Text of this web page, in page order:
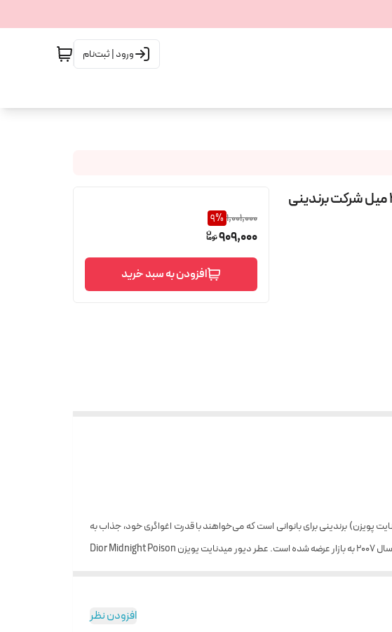
ورود | ثبت‌نام
1,001,000
9%
909,000
افزودن به سبد خرید
پویزن بلک(میدنایت پویزن) برندینی برای بانوانی است که می‌خواهند با قدرت اغوا‌گری خود، جذاب به
نظر برسند. عطر جیبی پویزن بلک برندینی ۳۳ میل برگرفته از رایحه عطر پر طرف دار Midnight Poison Christian Dior بوده که در سال ۲۰۰۷ به بازار عرضه شده است. عطر دیور میدنایت پویزن Dior Midnight Poison
افزودن نظر